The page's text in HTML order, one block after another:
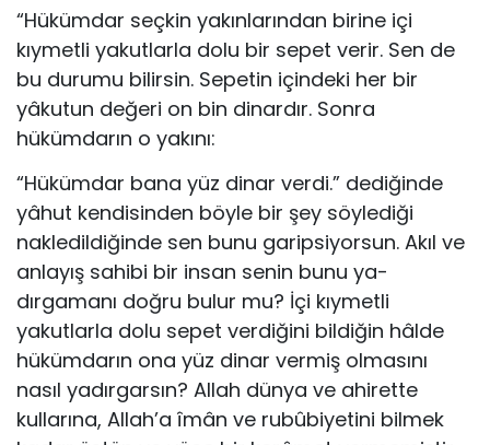
“Hükümdar seçkin yakınlarından birine içi
kıymetli yakutlarla dolu bir sepet verir. Sen de
bu durumu bilirsin. Se­petin içindeki her bir
yâkutun değeri on bin dinardır. Sonra
hükümdarın o yakını:
“Hükümdar bana yüz dinar verdi.” dediğinde
yâhut ken­disinden böyle bir şey söylediği
nakledildiğinde sen bunu ga­ripsiyorsun. Akıl ve
anlayış sahibi bir insan senin bunu ya­
dırgamanı doğru bulur mu? İçi kıymetli
yakutlarla dolu sepet verdiğini bildiğin hâlde
hükümdarın ona yüz dinar vermiş olmasını
nasıl yadırgarsın? Allah dünya ve ahirette
kullarına, Allah’a îmân ve rubûbiyetini bilmek